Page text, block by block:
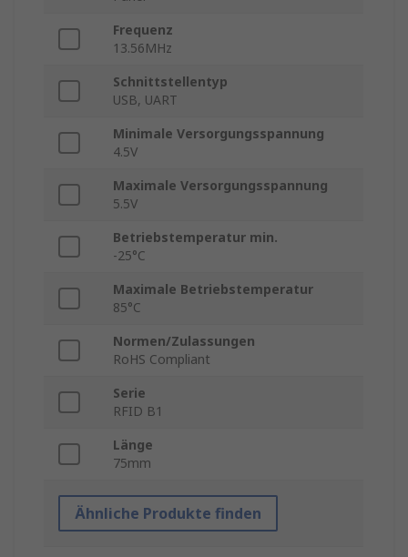
Frequenz
13.56MHz
Schnittstellentyp
USB, UART
Minimale Versorgungsspannung
4.5V
Maximale Versorgungsspannung
5.5V
Betriebstemperatur min.
-25°C
Maximale Betriebstemperatur
85°C
Normen/Zulassungen
RoHS Compliant
Serie
RFID B1
Länge
75mm
Ähnliche Produkte finden